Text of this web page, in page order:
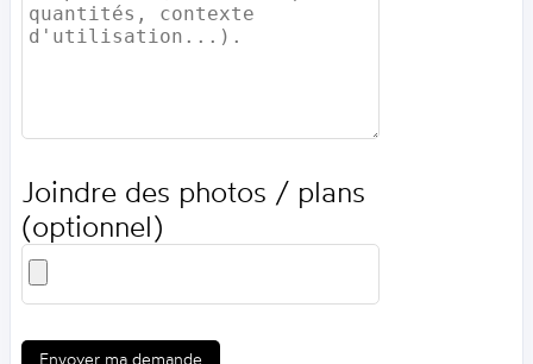
Joindre des photos / plans
(optionnel)
Envoyer ma demande